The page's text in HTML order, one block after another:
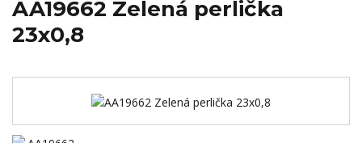
AA19662 Zelená perlička
23x0,8